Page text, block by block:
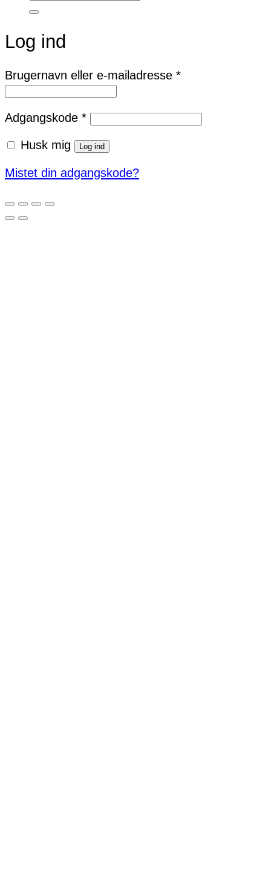
Log ind
Brugernavn eller e-mailadresse *Påkrævet
Adgangskode *Påkrævet
Husk mig Log ind
Mistet din adgangskode?